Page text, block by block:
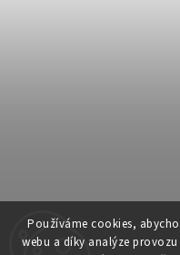
Používáme cookies,
webu a díky analýze